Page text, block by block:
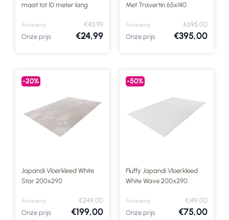
maat tot 10 meter lang
Adviesprijs
€43,99
Onze prijs
€24,99
Met Travertin 65x140
Adviesprijs
€695,00
Onze prijs
€395,00
-20%
Japandi Vloerkleed White
Star 200x290
Adviesprijs
€249,00
Onze prijs
€199,00
-50%
Fluffy Japandi Vloerkleed
White Wave 200x290
Adviesprijs
€149,00
Onze prijs
€75,00